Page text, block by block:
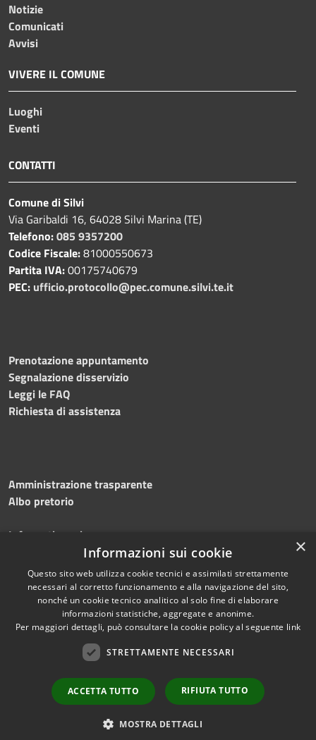
Notizie
Comunicati
Avvisi
VIVERE IL COMUNE
Luoghi
Eventi
CONTATTI
Comune di Silvi
Via Garibaldi 16, 64028 Silvi Marina (TE)
Telefono:085 9357200
Codice Fiscale:81000550673
Partita IVA:00175740679
PEC: ufficio.protocollo@pec.comune.silvi.te.it
Prenotazione appuntamento
Segnalazione disservizio
Leggi le FAQ
Richiesta di assistenza
Amministrazione trasparente
Albo pretorio
Informativa privacy
Dichiarazione di accessibilità
Mappa del sito
Copyright © 2026 • Comune di
Silvi • Powered by
redazione
×
Informazioni sui cookie
Questo sito web utilizza cookie tecnici e assimilati strettamente
necessari al corretto funzionamento e alla navigazione del sito,
nonché un cookie tecnico analitico al solo fine di elaborare
informazioni statistiche, aggregate e anonime.
Per maggiori dettagli, può consultare la cookie policy al seguente link
STRETTAMENTE NECESSARI
ACCETTA TUTTO RIFIUTA TUTTO
MOSTRA DETTAGLI